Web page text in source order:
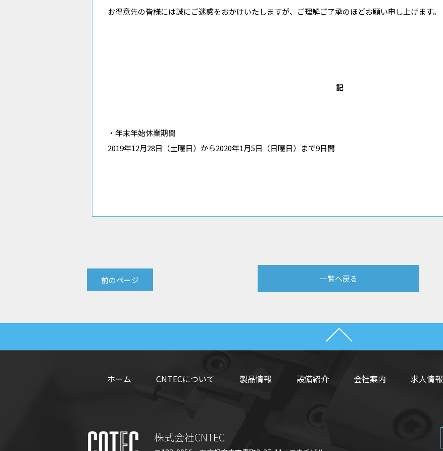
お得意先の皆様には誠にご迷惑をおかけいたしますが、ご理解ご了承のほどお願い申し上げます。
記
・年末年始休業期間
2019年12月28日（土曜日）から2020年1月5日（日曜日）まで9日間
前のページ 一覧へ戻る
ホーム CNTECについて 製品情報 設備紹介 会社案内 求人情報
株式会社CNTEC